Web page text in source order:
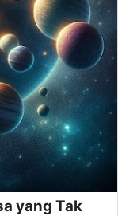
yang Tak